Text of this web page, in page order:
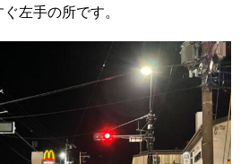
左手の所です。